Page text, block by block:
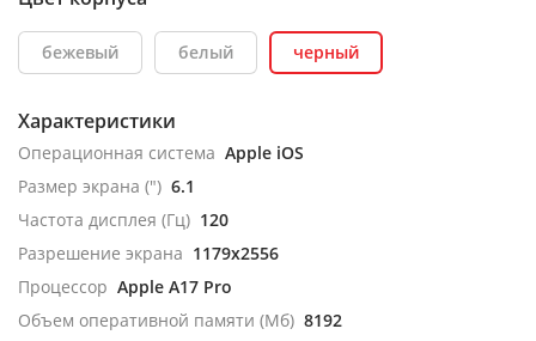
бежевый белый черный
Характеристики
Операционная система Apple iOS
Размер экрана (") 6.1
Частота дисплея (Гц) 120
Разрешение экрана 1179x2556
Процессор Apple A17 Pro
Объем оперативной памяти (Мб) 8192